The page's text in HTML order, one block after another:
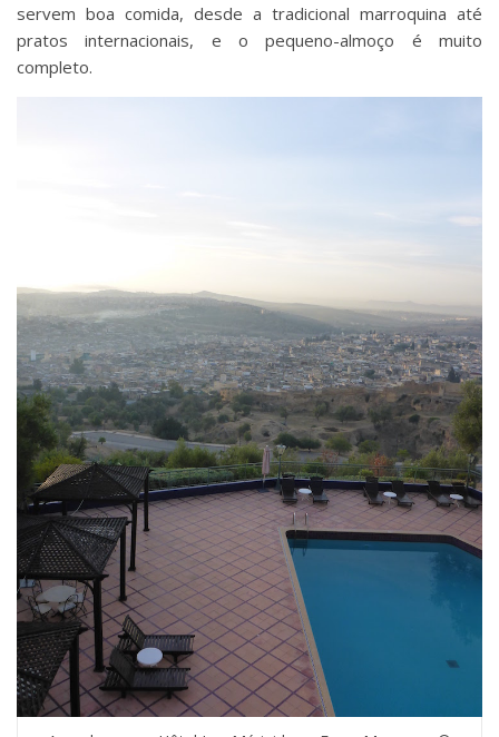
servem boa comida, desde a tradicional marroquina até
pratos internacionais, e o pequeno-almoço é muito
completo.